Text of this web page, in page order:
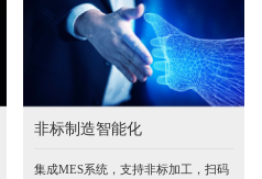
非标制造智能化
集成MES系统，支持非标加工，扫码